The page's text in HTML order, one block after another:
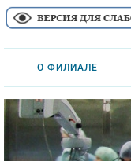
О ФИЛИАЛЕ